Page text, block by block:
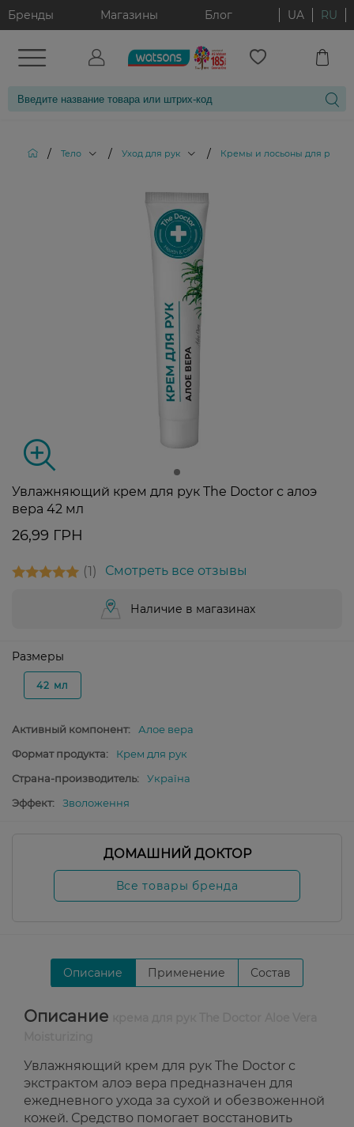
Бренды Магазины Блог UA RU
/ Тело / Уход для рук / Кремы и лосьоны для рук
Увлажняющий крем для рук The Doctor с алоэ
вера 42 мл
26,99 ГРН
1 Смотреть все отзывы
Наличие в магазинах
Размеры
42 мл
Активный компонент:
Алое вера
Формат продукта:
Крем для рук
Страна-производитель:
Україна
Эффект:
Зволоження
ДОМАШНИЙ ДОКТОР
Все товары бренда
Описание Применение Состав
Описание
Увлажняющий крем для рук The Doctor с
экстрактом алоэ вера предназначен для
ежедневного ухода за сухой и обезвоженной
кожей. Средство помогает восстановить